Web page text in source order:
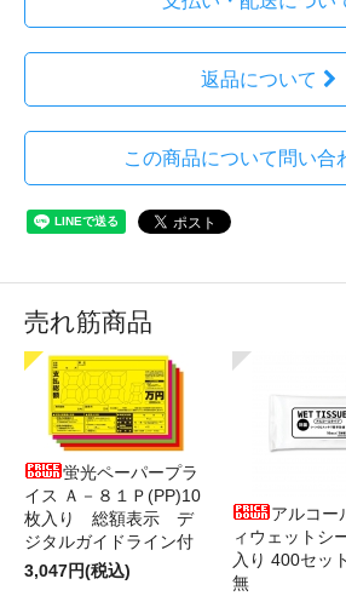
返品について
この商品について問い合
売れ筋商品
蛍光ペーパープラ
イス Ａ－８１Ｐ(PP)10
枚入り 総額表示 デ
ジタルガイドライン付
3,047円(税込)
アルコー
ィウェットシ
入り 400セッ
無